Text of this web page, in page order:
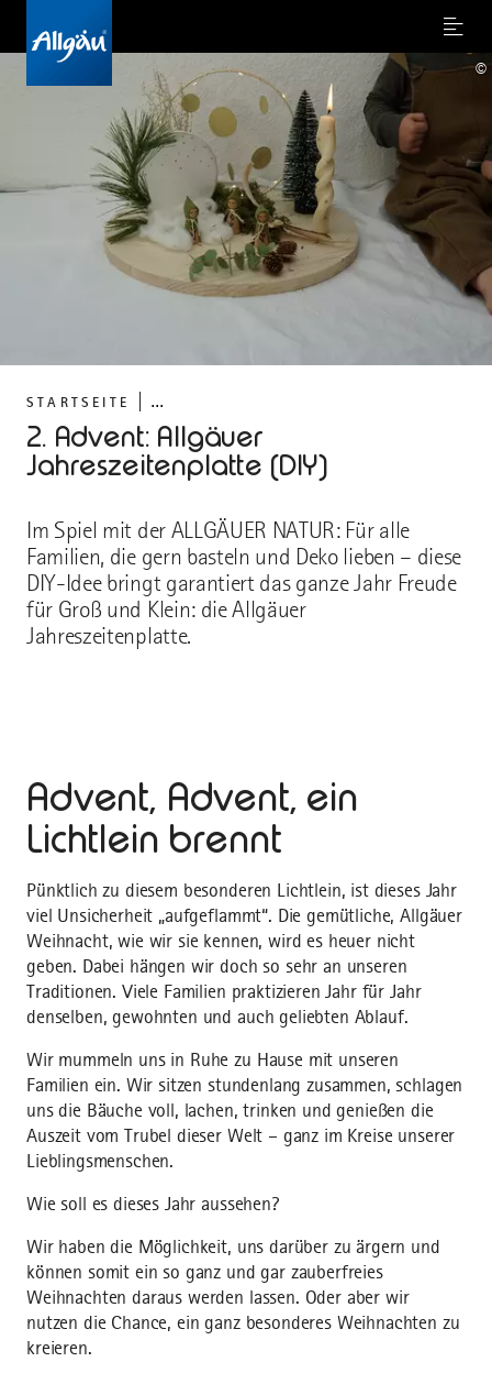
Menu
©
STARTSEITE ...
2. Advent: Allgäuer
Jahreszeitenplatte (DIY)
Im Spiel mit der ALLGÄUER NATUR: Für alle
Familien, die gern basteln und Deko lieben – diese
DIY-Idee bringt garantiert das ganze Jahr Freude
für Groß und Klein: die Allgäuer
Jahreszeitenplatte.
Advent, Advent, ein
Lichtlein brennt
Pünktlich zu diesem besonderen Lichtlein, ist dieses Jahr
viel Unsicherheit „aufgeflammt“. Die gemütliche, Allgäuer
Weihnacht, wie wir sie kennen, wird es heuer nicht
geben. Dabei hängen wir doch so sehr an unseren
Traditionen. Viele Familien praktizieren Jahr für Jahr
denselben, gewohnten und auch geliebten Ablauf.
Wir mummeln uns in Ruhe zu Hause mit unseren
Familien ein. Wir sitzen stundenlang zusammen, schlagen
uns die Bäuche voll, lachen, trinken und genießen die
Auszeit vom Trubel dieser Welt – ganz im Kreise unserer
Lieblingsmenschen.
Wie soll es dieses Jahr aussehen?
Wir haben die Möglichkeit, uns darüber zu ärgern und
können somit ein so ganz und gar zauberfreies
Weihnachten daraus werden lassen. Oder aber wir
nutzen die Chance, ein ganz besonderes Weihnachten zu
kreieren.